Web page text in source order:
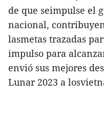
de que seimpulse el
nacional,
lasmetas trazadas
impulso para
envió sus mejores
Lunar 2023 a